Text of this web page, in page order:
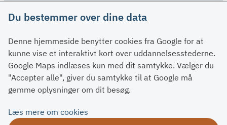
Spørgsmål og svar
Kontakt
Paragraffer
Du bestemmer over dine data
Denne hjemmeside benytter cookies fra Google for at
kunne vise et interaktivt kort over uddannelsesstederne.
Google Maps indlæses kun med dit samtykke. Vælger du
"Accepter alle", giver du samtykke til at Google må
gemme oplysninger om dit besøg.
Læs mere om cookies